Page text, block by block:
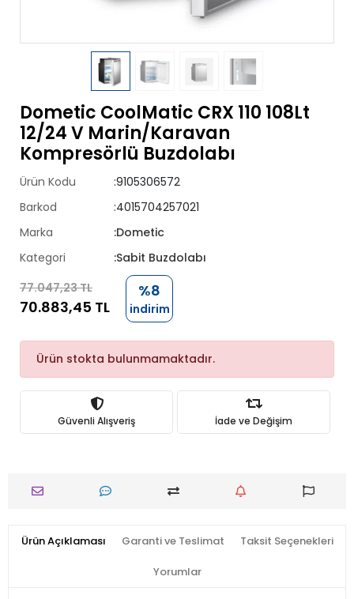
Dometic CoolMatic CRX 110 108Lt
12/24 V Marin/Karavan
Kompresörlü Buzdolabı
Ürün Kodu
:9105306572
Barkod
:4015704257021
Marka
:Dometic
Kategori
:Sabit Buzdolabı
77.047,23 TL
70.883,45 TL
%8
indirim
Ürün stokta bulunmamaktadır.
Güvenli Alışveriş İade ve Değişim
Ürün Açıklaması Garanti ve Teslimat Taksit Seçenekleri
Yorumlar